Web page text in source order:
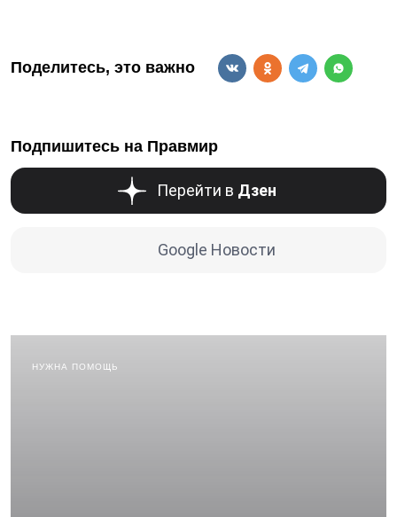
Поделитесь, это важно
Подпишитесь на Правмир
Перейти в Дзен
Google Новости
НУЖНА ПОМОЩЬ